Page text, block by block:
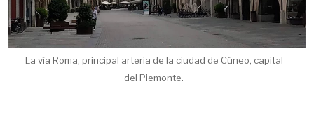
La vía Roma, principal arteria de la ciudad de Cúneo, capital
del Piemonte.